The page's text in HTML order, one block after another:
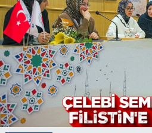
Ardahan Müftülüğü
Artvin Müftülüğü
Aydın Müftülüğü
Balıkesir Müftülüğü
Kudüs
Kurban
Mukabele
Peygamberimizin Hayatı
Hutbeler
DİYANET AKADEMİ
DİYANET GENÇLİK
DİYANET RADYO/TV